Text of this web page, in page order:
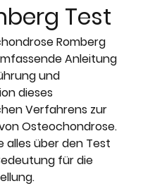
Test
Romberg
Anleitung
und
dieses
Verfahrens zur
Osteochondrose.
alles über den Test
für die